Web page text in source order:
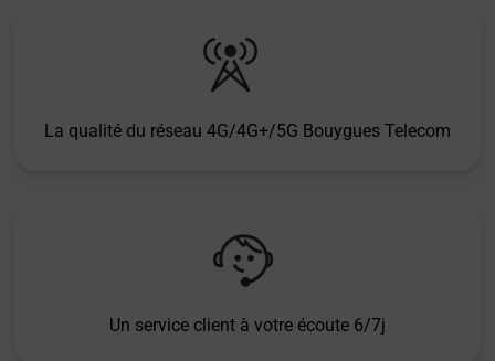
La qualité du réseau 4G/4G+/5G Bouygues Telecom
Un service client à votre écoute 6/7j